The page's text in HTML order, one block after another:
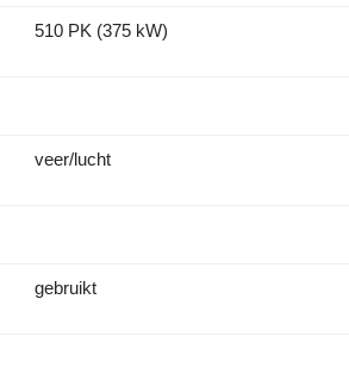
510 PK (375 kW)
veer/lucht
gebruikt